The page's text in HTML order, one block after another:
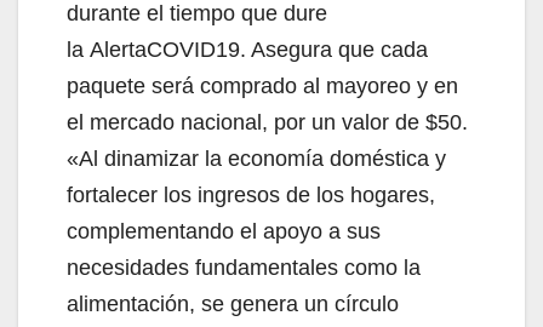
durante el tiempo que dure
la AlertaCOVID19. Asegura que cada
paquete será comprado al mayoreo y en
el mercado nacional, por un valor de $50.
«Al dinamizar la economía doméstica y
fortalecer los ingresos de los hogares,
complementando el apoyo a sus
necesidades fundamentales como la
alimentación, se genera un círculo